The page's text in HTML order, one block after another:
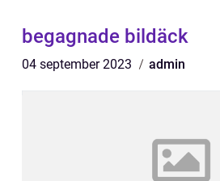
begagnade bildäck
04 september 2023 admin